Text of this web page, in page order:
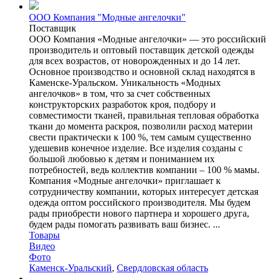
ООО Компания "Модные ангелочки"
Поставщик
ООО Компания «Модные ангелочки» — это российский
производитель и оптовый поставщик детской одежды
для всех возрастов, от новорожденных и до 14 лет.
Основное производство и основной склад находятся в
Каменске-Уральском. Уникальность «Модных
ангелочков» в том, что за счет собственных
конструкторских разработок кроя, подбору и
совместимости тканей, правильная тепловая обработка
ткани до момента раскроя, позволили расход материи
свести практически к 100 %, тем самым существенно
удешевив конечное изделие. Все изделия созданы с
большой любовью к детям и пониманием их
потребностей, ведь коллектив компании – 100 % мамы.
Компания «Модные ангелочки» приглашает к
сотрудничеству компании, которых интересует детская
одежда оптом российского производителя. Мы будем
рады приобрести нового партнера и хорошего друга,
будем рады помогать развивать ваш бизнес. ...
Товары
Видео
Фото
Каменск-Уральский, Свердловская область